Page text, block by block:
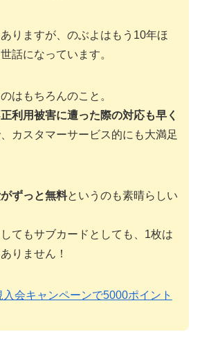
りますが、のぶよはもう10年ほ
話になっています。
はもちろんのこと。
利用被害に遭った際の対応も早く
カスタマーサービス的にも大満足
ずっと無料というのも素晴らしい
てもサブカードとしても、1枚は
りません！
会キャンペーンで5000ポイント